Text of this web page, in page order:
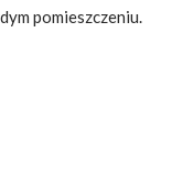
pomieszczeniu.